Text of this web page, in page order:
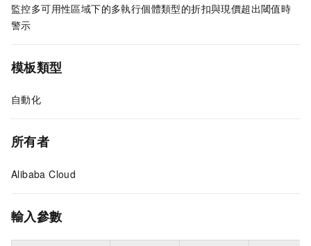
監控多可用性區域下的多執行個體類型的折扣與現價超出閾值時
警示
模板類型
自動化
所有者
Alibaba Cloud
輸入參數